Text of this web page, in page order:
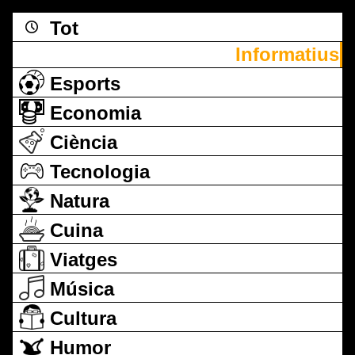
Tot
Informatius
Esports
Economia
Ciència
Tecnologia
Natura
Cuina
Viatges
Música
Cultura
Humor